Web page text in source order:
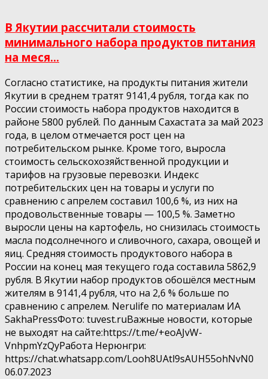
В Якутии рассчитали стоимость
минимального набора продуктов питания
на меся...
Согласно статистике, на продукты питания жители
Якутии в среднем тратят 9141,4 рубля, тогда как по
России стоимость набора продуктов находится в
районе 5800 рублей. По данным Сахастата за май 2023
года, в целом отмечается рост цен на
потребительском рынке. Кроме того, выросла
стоимость сельскохозяйственной продукции и
тарифов на грузовые перевозки. Индекс
потребительских цен на товары и услуги по
сравнению с апрелем составил 100,6 %, из них на
продовольственные товары — 100,5 %. Заметно
выросли цены на картофель, но снизилась стоимость
масла подсолнечного и сливочного, сахара, овощей и
яиц. Средняя стоимость продуктового набора в
России на конец мая текущего года составила 5862,9
рубля. В Якутии набор продуктов обошёлся местным
жителям в 9141,4 рубля, что на 2,6 % больше по
сравнению с апрелем. Nerulife по материалам ИА
SakhaPressФото: tuvest.ruВажные новости, которые
не выходят на сайте:https://t.me/+eoAJvW-
VnhpmYzQyРабота Нерюнгри:
https://chat.whatsapp.com/Looh8UAtl9sAUH55ohNvN0
06.07.2023